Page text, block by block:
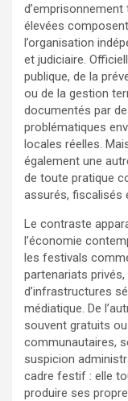
élevées
l’organisation
et judiciaire.
publique, de la
ou de la gestion
documentés par
problématiques
locales réelles.
également une
de toute pratique
assurés, fiscalisés
Le contraste
l’économie
les festivals
partenariats
d’infrastructures
médiatique. De
souvent gratuits
communautaires,
suspicion
cadre festif : elle
produire ses